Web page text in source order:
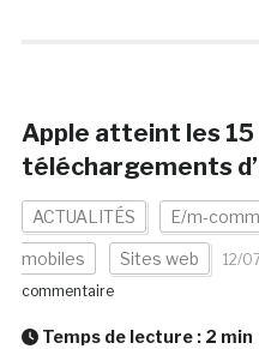
Apple atteint les 15
téléchargements
ACTUALITÉS E/m-
mobiles Sites web 12/
commentaire
Temps de lecture : 2 min